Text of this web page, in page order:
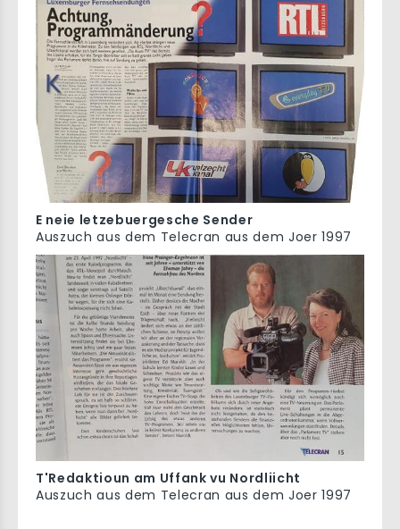
E neie letzebuergesche Sender
Auszuch aus dem Telecran aus dem Joer 1997
T'Redaktioun am Uffank vu Nordliicht
Auszuch aus dem Telecran aus dem Joer 1997